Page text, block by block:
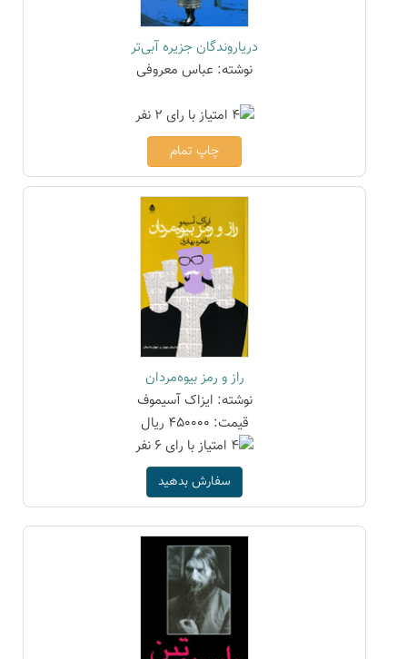
دریاروندگان جزیره آبی‌تر
نوشته: عباس معروفی
چاپ تمام
راز و رمز بیوه‌مردان
نوشته: ایزاک آسیموف
قیمت: 450000 ریال
سفارش بدهید